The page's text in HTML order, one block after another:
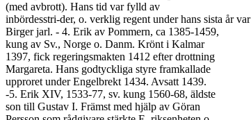
(med avbrott). Hans tid var fylld av
inbördesstri-der, o. verklig regent under hans sista år var
Birger jarl. - 4. Erik av Pommern, ca 1385-1459,
kung av Sv., Norge o. Danm. Krönt i Kalmar
1397, fick regeringsmakten 1412 efter drottning
Margareta. Hans godtyckliga styre framkallade
upproret under Engelbrekt 1434. Avsatt 1439.
-5. Erik XIV, 1533-77, sv. kung 1560-68, äldste
son till Gustav I. Främst med hjälp av Göran